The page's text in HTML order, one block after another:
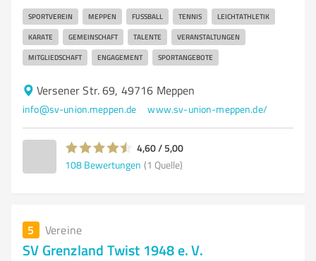
SPORTVEREIN MEPPEN FUSSBALL TENNIS LEICHTATHLETIK
KARATE GEMEINSCHAFT TALENTE VERANSTALTUNGEN
MITGLIEDSCHAFT ENGAGEMENT SPORTANGEBOTE
Versener Str. 69, 49716 Meppen
info@sv-union.meppen.de www.sv-union-meppen.de/
4,60 / 5,00
108 Bewertungen (1 Quelle)
5 Vereine
SV Grenzland Twist 1948 e. V.